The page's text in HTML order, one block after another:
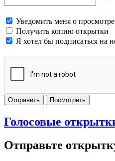
Уведомить меня о просмотре
Получить копию открытки
Я хотел бы подписаться на
Отправить Посмотреть
Голосовые
Отправьте